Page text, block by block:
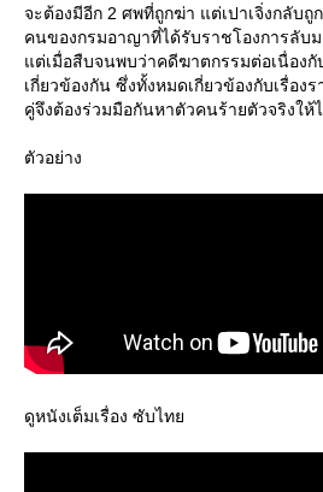
จะต้องมีอีก 2 ศพที่ถูกฆ่า แต่เปาเจิ่งกลับ
คนของกรมอาญาที่ได้รับราชโองการลับ
ต่เมื่อสืบจนพบว่าคดีฆาตกรรมต่อเนื่องกั
เกี่ยวข้องกัน ซึ่งทั้งหมดเกี่ยวข้องกับเรื่อง
คู่จึงต้องร่วมมือกันหาตัวคนร้ายตัวจริงให้
ตัวอย่าง
ดูหนังเต็มเรื่อง ซับไท